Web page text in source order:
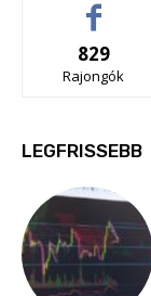
829
Rajongók
LEGFRISSEBB